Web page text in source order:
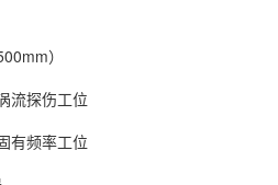
）
流探伤工位
有频率工位